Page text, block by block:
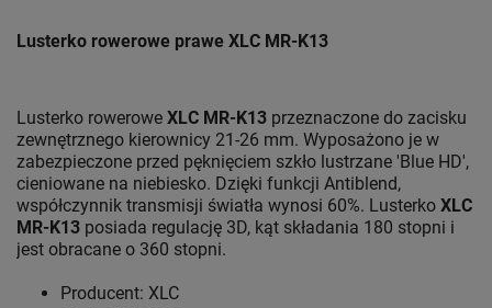
Lusterko rowerowe prawe XLC MR-K13
Lusterko rowerowe XLC MR-K13 przeznaczone do zacisku
zewnętrznego kierownicy 21-26 mm. Wyposażono je w
zabezpieczone przed pęknięciem szkło lustrzane 'Blue HD',
cieniowane na niebiesko. Dzięki funkcji Antiblend,
współczynnik transmisji światła wynosi 60%. Lusterko XLC
MR-K13 posiada regulację 3D, kąt składania 180 stopni i
jest obracane o 360 stopni.
Producent: XLC